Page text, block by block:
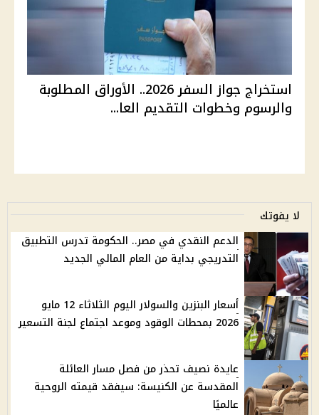
استخراج جواز السفر 2026.. الأوراق المطلوبة
والرسوم وخطوات التقديم العا...
لا يفوتك
الدعم النقدي في مصر.. الحكومة تدرس التطبيق
التدريجي بداية من العام المالي الجديد
أسعار البنزين والسولار اليوم الثلاثاء 12 مايو
2026 بمحطات الوقود وموعد اجتماع لجنة التسعير
عايدة نصيف تحذر من فصل مسار العائلة
المقدسة عن الكنيسة: سيفقد قيمته الروحية
عالميًا